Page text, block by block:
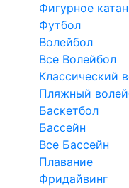
Фигурное
Футбол
Волейбол
Все Волейбол
Классический
Пляжный
Баскетбол
Бассейн
Все Бассейн
Плавание
Фридайвинг